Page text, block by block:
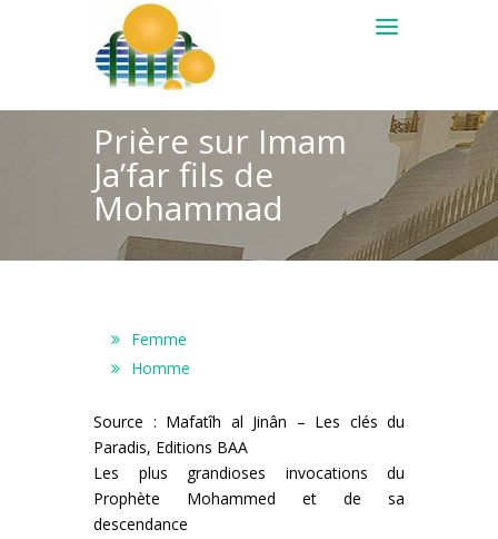
Prière sur Imam
Ja’far fils de
Mohammad
Femme
Homme
Source : Mafatîh al Jinân – Les clés du
Paradis, Editions BAA
Les plus grandioses invocations du
Prophète Mohammed et de sa
descendance